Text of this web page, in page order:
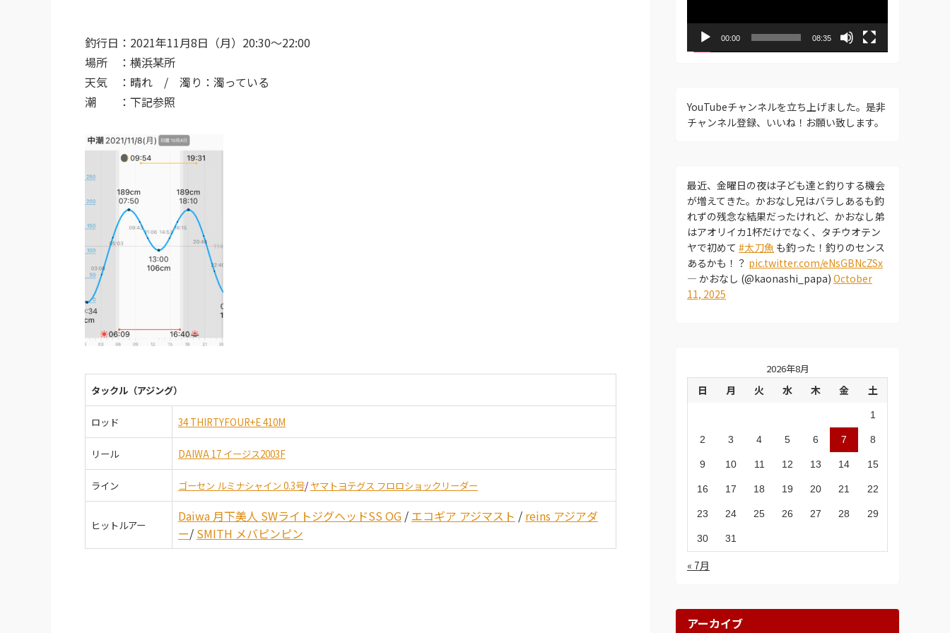
釣行日： 2021年11月8日（月）20:30〜22:00
場所 ：横浜某所
天気 ：晴れ / 濁り：濁っている
潮 ：下記参照
タックル（アジング）
ロッド 34 THIRTYFOUR+E 410M
リール DAIWA 17 イージス2003F
ライン ゴーセン ルミナシャイン 0.3号/ ヤマトヨテグス フロロショックリーダー
ヒットルアー
Daiwa 月下美人 SWライトジグヘッドSS OG / エコギア アジマスト / reins アジアダ
ー/ SMITH メバピンピン
ヤ
00:00 08:35
YouTubeチャンネルを立ち上げました。是非
チャンネル登録、いいね！お願い致します。
最近、金曜日の夜は子ども達と釣りする機会
が増えてきた。かおなし兄はバラしあるも釣
れずの残念な結果だったけれど、かおなし弟
はアオリイカ1杯だけでなく、タチウオテン
ヤで初めて #太刀魚 も釣った！釣りのセンス
あるかも！？ pic.twitter.com/eNsGBNcZSx
— かおなし (@kaonashi_papa) October
11, 2025
2026年8月
日 月 火 水 木 金 土
1
2 3 4 5 6 7 8
9 10 11 12 13 14 15
16 17 18 19 20 21 22
23 24 25 26 27 28 29
30 31
« 7月
アーカイブ